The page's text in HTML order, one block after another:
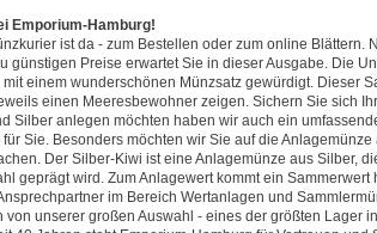
Emporium-Hamburg!
ist da - zum Bestellen oder zum online Blättern.
günstigen Preise erwartet Sie in dieser Ausgabe. Die
einem wunderschönen Münzsatz gewürdigt. Dieser
einen Meeresbewohner zeigen. Sichern Sie sich
Silber anlegen möchten haben wir auch ein
Sie. Besonders möchten wir Sie auf die Anlagemünze
Der Silber-Kiwi ist eine Anlagemünze aus Silber,
geprägt wird. Zum Anlagewert kommt ein Sammerwert
im Bereich Wertanlagen und
von unserer großen Auswahl - eines der größten Lager